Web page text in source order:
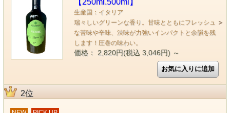
生産国：イタリア
瑞々しいグリーンな香り。甘味とともにフレッシュ
な苦味や辛味、渋味が力強いインパクトと余韻を残
します！圧巻の味わい。
価格： 2,820円(税込 3,046円) ～
2位